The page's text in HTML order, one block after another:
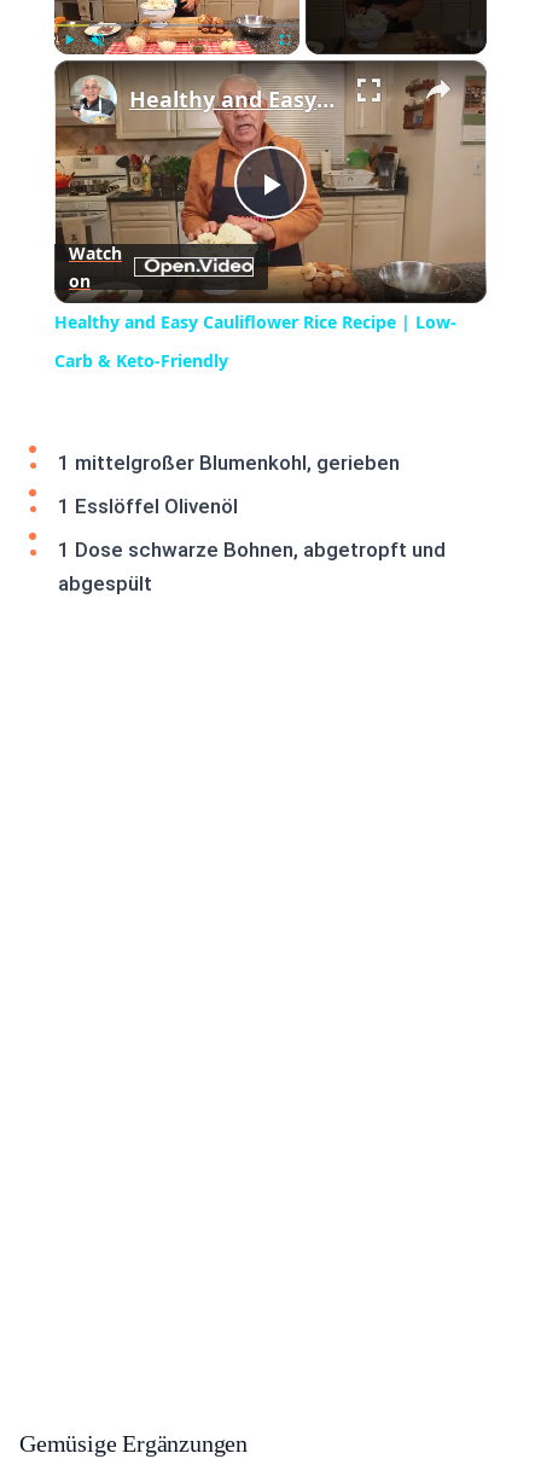
Fullscreen ×
Play
Video
Healthy and Easy Cauliflower Rice Recipe | Low-Carb & Keto-Friendly
Watch
on
Healthy and Easy Cauliflower Rice Recipe | Low-
Carb & Keto-Friendly
1 mittelgroßer Blumenkohl, gerieben
1 Esslöffel Olivenöl
1 Dose schwarze Bohnen, abgetropft und
abgespült
Gemüsige Ergänzungen